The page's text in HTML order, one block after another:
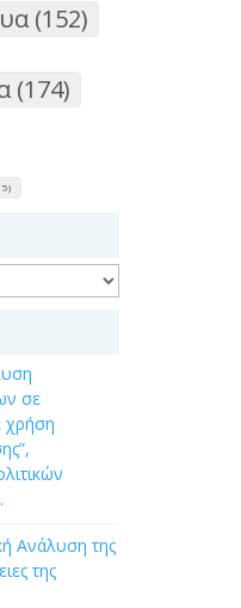
(152)
(174)
σε
χρήση
Ανάλυση της
της